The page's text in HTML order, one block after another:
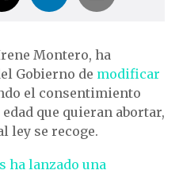
Montero, ha
Gobierno de modificar
el consentimiento
que quieran abortar,
ley se recoge.
ha lanzado una